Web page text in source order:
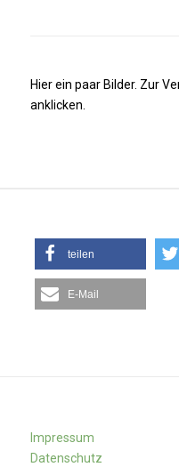
Hier ein paar Bilder. Zur
anklicken.
teilen
E-Mail
Impressum
Datenschutz